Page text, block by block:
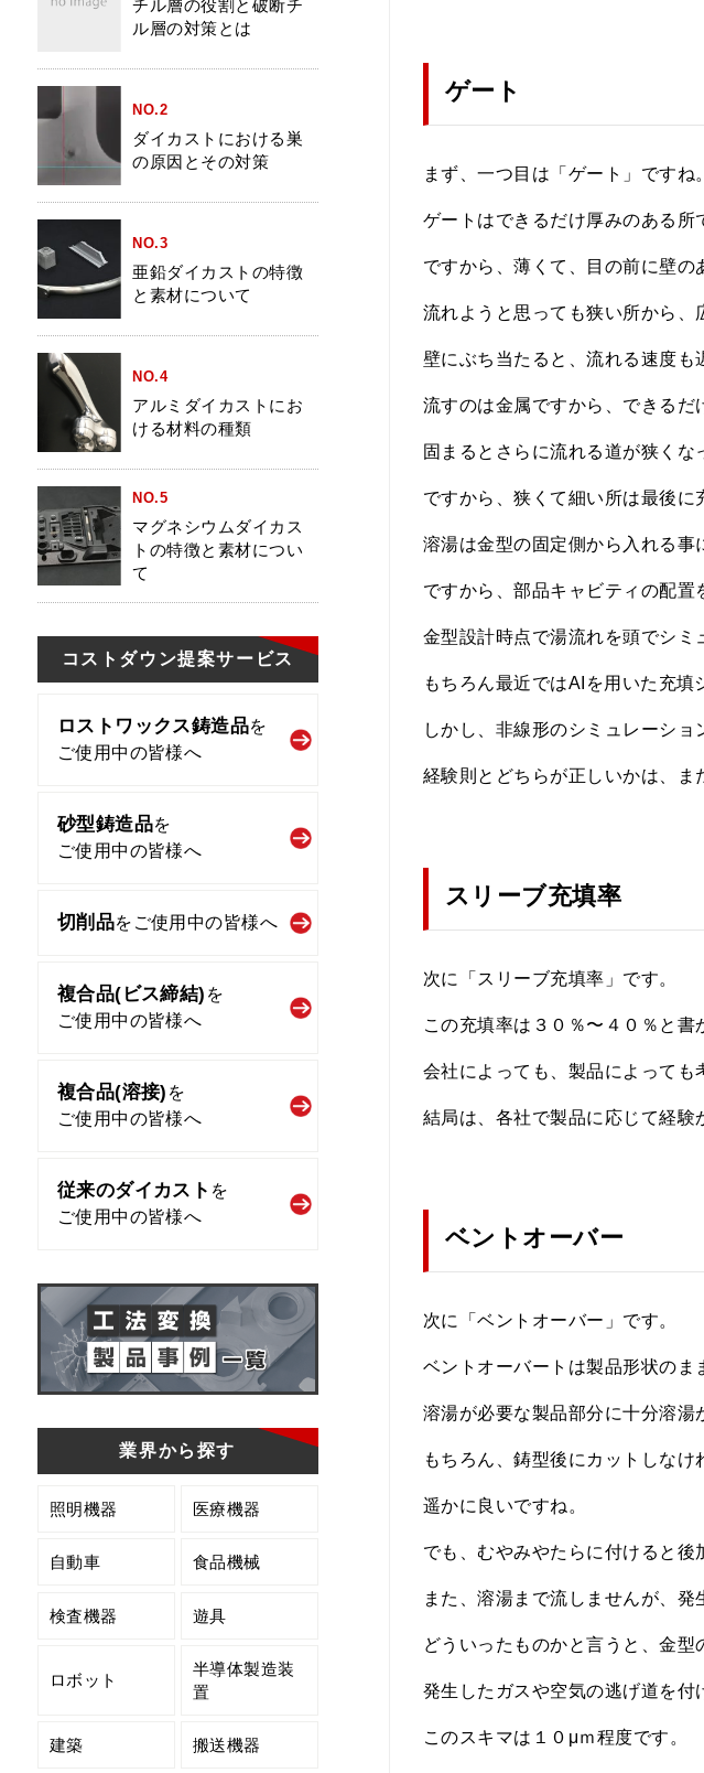
ゲート
まず、一つ目は「ゲート」ですね。
ゲートはできるだけ厚みのある所
ですから、薄くて、目の前に壁の
流れようと思っても狭い所から、
壁にぶち当たると、流れる速度も
流すのは金属ですから、できるだ
固まるとさらに流れる道が狭くな
ですから、狭くて細い所は最後に
溶湯は金型の固定側から入れる事
ですから、部品キャビティの配置
金型設計時点で湯流れを頭でシミ
もちろん最近ではAIを用いた充填
しかし、非線形のシミュレーショ
経験則とどちらが正しいかは、ま
スリーブ充填率
次に「スリーブ充填率」です。
この充填率は３０％〜４０％と書
会社によっても、製品によっても
結局は、各社で製品に応じて経験
ベントオーバー
次に「ベントオーバー」です。
ベントオーバートは製品形状のま
溶湯が必要な製品部分に十分溶湯
もちろん、鋳型後にカットしな
遥かに良いですね。
でも、むやみやたらに付けると後
また、溶湯まで流しませんが、発
どういったものかと言うと、金型
発生したガスや空気の逃げ道を付
このスキマは１０μｍ程度です。
チル層の役割と破断チ
ル層の対策とは
NO.2
ダイカストにおける巣
の原因とその対策
NO.3
亜鉛ダイカストの特徴
と素材について
NO.4
アルミダイカストにお
ける材料の種類
NO.5
マグネシウムダイカス
トの特徴と素材につい
て
コストダウン提案サービス
ロストワックス鋳造品を
ご使用中の皆様へ
砂型鋳造品を
ご使用中の皆様へ
切削品を ご使用中の皆様へ
複合品(ビス締結) を
ご使用中の皆様へ
複合品(溶接) を
ご使用中の皆様へ
従来のダイカスト を
ご使用中の皆様へ
業界から探す
照明機器 医療機器
自動車 食品機械
検査機器 遊具
ロボット
半導体製造装
置
建築 搬送機器